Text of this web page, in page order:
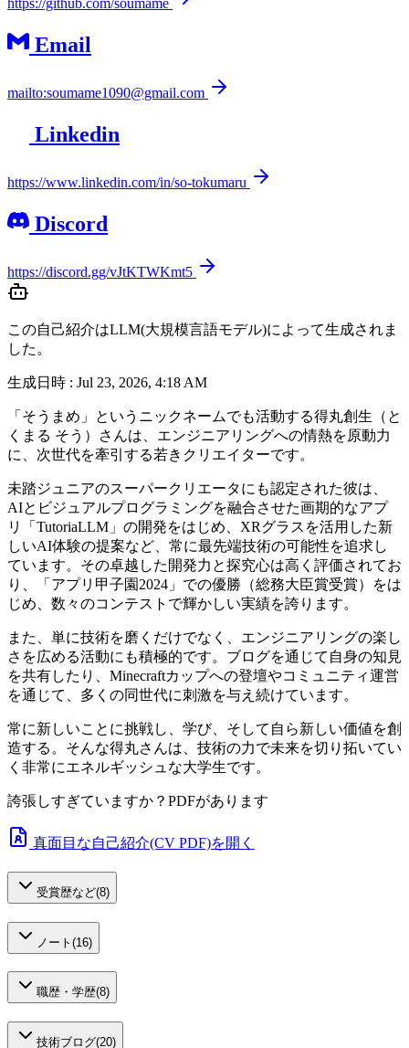
https://github.com/soumame
Email
mailto:soumame1090@gmail.com
Linkedin
https://www.linkedin.com/in/so-tokumaru
Discord
https://discord.gg/vJtKTWKmt5
この自己紹介はLLM(大規模言語モデル)によって生成されま
した。
生成日時 : Jul 23, 2026, 4:18 AM
「そうまめ」というニックネームでも活動する得丸創生（と
くまる そう）さんは、エンジニアリングへの情熱を原動力
に、次世代を牽引する若きクリエイターです。
未踏ジュニアのスーパークリエータにも認定された彼は、
AIとビジュアルプログラミングを融合させた画期的なアプ
リ「TutoriaLLM」の開発をはじめ、XRグラスを活用した新
しいAI体験の提案など、常に最先端技術の可能性を追求し
ています。その卓越した開発力と探究心は高く評価されてお
り、「アプリ甲子園2024」での優勝（総務大臣賞受賞）をは
じめ、数々のコンテストで輝かしい実績を誇ります。
また、単に技術を磨くだけでなく、エンジニアリングの楽し
さを広める活動にも積極的です。ブログを通じて自身の知見
を共有したり、Minecraftカップへの登壇やコミュニティ運営
を通じて、多くの同世代に刺激を与え続けています。
常に新しいことに挑戦し、学び、そして自ら新しい価値を創
造する。そんな得丸さんは、技術の力で未来を切り拓いてい
く非常にエネルギッシュな大学生です。
誇張しすぎていますか？PDFがあります
真面目な自己紹介(CV PDF)を開く
受賞歴など(8)
ノート (16)
職歴・学歴(8)
技術ブログ(20)